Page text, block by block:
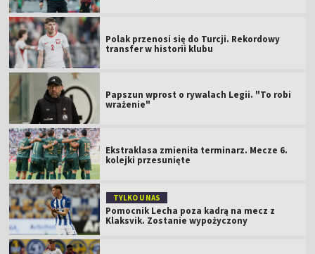
Polak przenosi się do Turcji. Rekordowy
transfer w historii klubu
Papszun wprost o rywalach Legii. "To robi
wrażenie"
Ekstraklasa zmieniła terminarz. Mecze 6.
kolejki przesunięte
TYLKO U NAS
Pomocnik Lecha poza kadrą na mecz z
Klaksvik. Zostanie wypożyczony